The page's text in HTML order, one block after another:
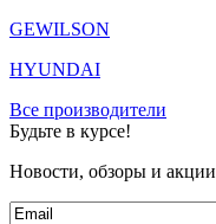
GEWILSON
HYUNDAI
Все производители
Будьте в курсе!
Новости, обзоры и акции